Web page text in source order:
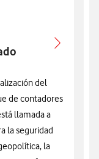
del
de contadores
llamada a
la seguridad
la